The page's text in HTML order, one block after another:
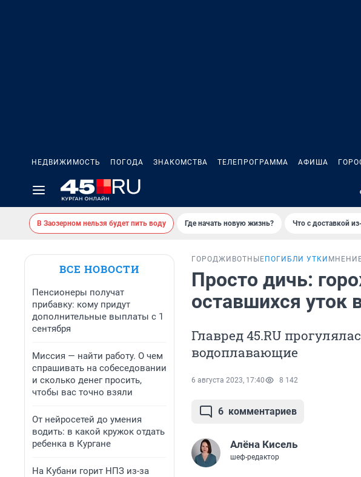
НЕДВИЖИМОСТЬ ПОГОДА ЗНАКОМСТВА ТЕЛЕПРОГРАММА АФИША
В Заозерном нельзя будет пить воду Где начать новую жизнь? Что с доставкой
ВСЕ НОВОСТИ
Пенсионеры получат
прибавку: кому придут
дополнительные выплаты с 1
сентября
Миссия — найти работу. О чем
спрашивать на собеседовании
и сколько денег просить,
чтобы вас точно взяли
От нейросетей до умения
водить: в какой кружок отдать
ребенка в Кургане
На Кубани горит НПЗ из-за
ГОРОДЖИВОТНЫЕ ПОГИБЛИ УТКИ
Просто дичь:
оставшихся
Главред 45.RU
водоплавающие
6 августа 2023, 17:40 8 142
6 комментариев
Алёна Кисель
шеф-редактор